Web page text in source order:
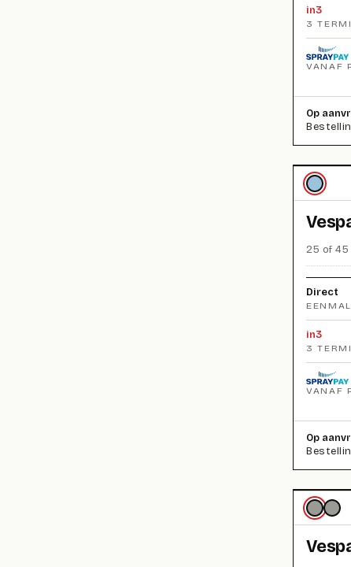
in3
3
VANAF
Op
25 of 45
Direct
in3
3
VANAF
Op